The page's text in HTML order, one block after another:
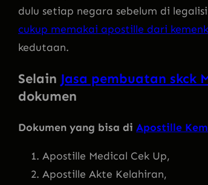
dulu setiap negara sebelum di
cukup memakai apostille dari
kedutaan.
Selain Jasa pembuatan skck
dokumen
Dokumen yang bisa di Apostille
Apostille Medical Cek Up,
Apostille Akte Kelahiran,